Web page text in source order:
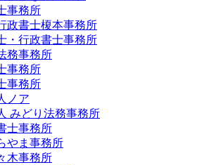
事務所
政書士榎本事務所
・行政書士事務所
務事務所
事務所
事務所
ノア
みどり法務事務所
士事務所
やま事務所
木事務所